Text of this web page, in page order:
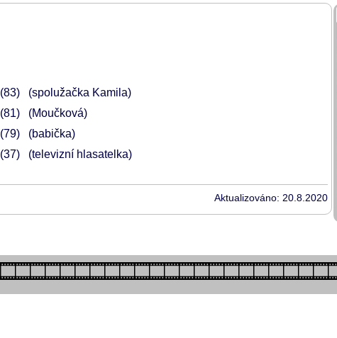
83
(spolužačka Kamila)
81
(Moučková)
79
(babička)
37 (televizní hlasatelka)
Aktualizováno: 20.8.2020